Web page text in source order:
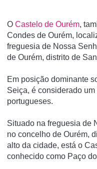
O Castelo de Ourém,
Condes de Ourém,
freguesia de Nossa
de Ourém, distrito de
Em posição dominante
Seiça, é considerado
portugueses.
Situado na freguesia de
no concelho de Ourém,
alto da cidade, está o
conhecido como Paço